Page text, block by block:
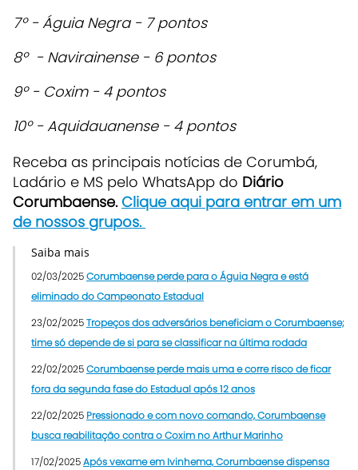
7º - Águia Negra - 7 pontos
8º - Navirainense - 6 pontos
9º - Coxim - 4 pontos
10º - Aquidauanense - 4 pontos
Receba as principais notícias de Corumbá,
Ladário e MS pelo WhatsApp do Diário
Corumbaense.Clique aqui para entrar em um
de nossos grupos.
Saiba mais
02/03/2025Corumbaense perde para o Águia Negra e está
eliminado do Campeonato Estadual
23/02/2025Tropeços dos adversários beneficiam o Corumbaense;
time só depende de si para se classificar na última rodada
22/02/2025Corumbaense perde mais uma e corre risco de ficar
fora da segunda fase do Estadual após 12 anos
22/02/2025 Pressionado e com novo comando, Corumbaense
busca reabilitação contra o Coxim no Arthur Marinho
17/02/2025Após vexame em Ivinhema, Corumbaense dispensa